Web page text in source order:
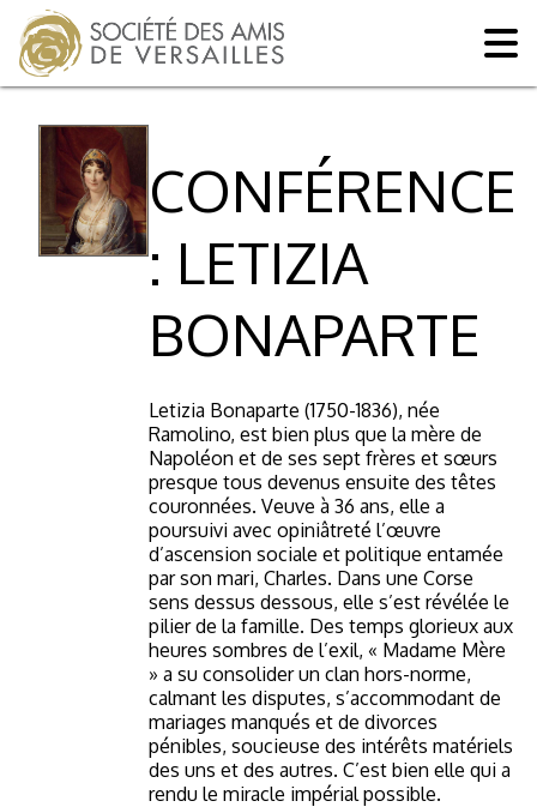
CONFÉRENCE
: LETIZIA
BONAPARTE
Letizia Bonaparte (1750-1836), née
Ramolino, est bien plus que la mère de
Napoléon et de ses sept frères et sœurs
presque tous devenus ensuite des têtes
couronnées. Veuve à 36 ans, elle a
poursuivi avec opiniâtreté l’œuvre
d’ascension sociale et politique entamée
par son mari, Charles. Dans une Corse
sens dessus dessous, elle s’est révélée le
pilier de la famille. Des temps glorieux aux
heures sombres de l’exil, « Madame Mère
» a su consolider un clan hors-norme,
calmant les disputes, s’accommodant de
mariages manqués et de divorces
pénibles, soucieuse des intérêts matériels
des uns et des autres. C’est bien elle qui a
rendu le miracle impérial possible.